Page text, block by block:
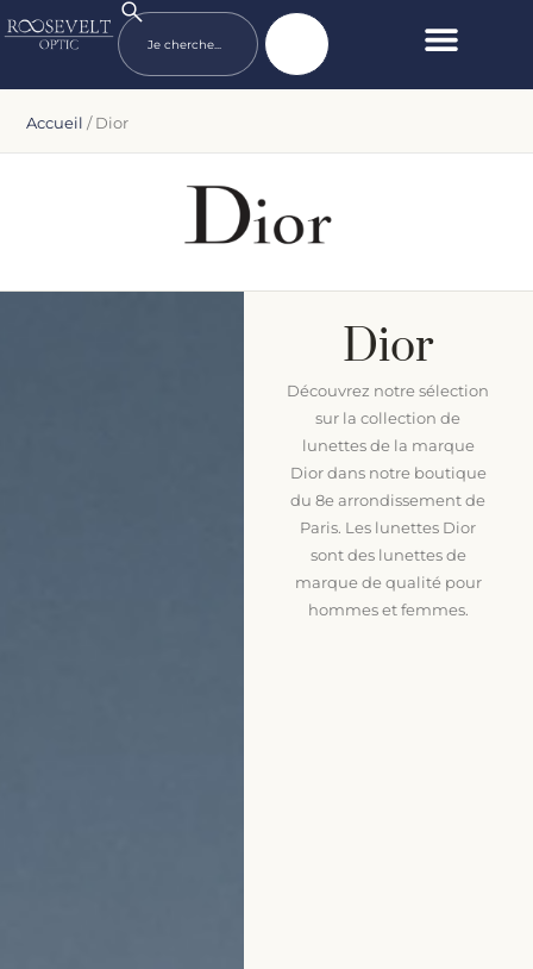
Accueil / Dior
Dior
Découvrez notre sélection
sur la collection de
lunettes de la marque
Dior dans notre boutique
du 8e arrondissement de
Paris. Les lunettes Dior
sont des lunettes de
marque de qualité pour
hommes et femmes.